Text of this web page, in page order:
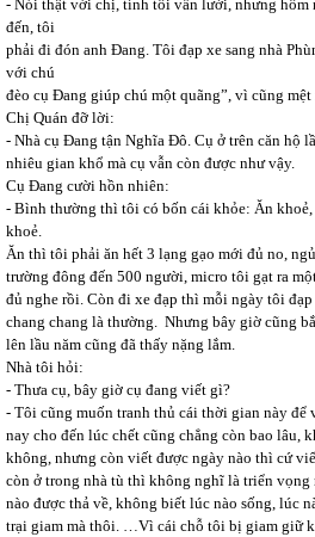
- Nói thật với chị, tính tôi vẫn lười, nhưng hôm
đến, tôi
phải đi đón anh Đang. Tôi đạp xe sang nhà
với chú
đèo cụ Đang giúp chú một quãng”, vì cũng mệt
Chị Quán đỡ lời:
- Nhà cụ Đang tận Nghĩa Đô. Cụ ở trên căn hộ
nhiêu gian khổ mà cụ vẫn còn được như vậy.
Cụ Đang cười hồn nhiên:
- Bình thường thì tôi có bốn cái khỏe: Ăn
khoẻ.
Ăn thì tôi phải ăn hết 3 lạng gạo mới đủ no,
trường đông đến 500 người, micro tôi gạt ra
đủ nghe rồi. Còn đi xe đạp thì mỗi ngày tôi
chang chang là thường. Nhưng bây giờ cũng
lên lầu năm cũng đã thấy nặng lắm.
Nhà tôi hỏi:
- Thưa cụ, bây giờ cụ đang viết gì?
- Tôi cũng muốn tranh thủ cái thời gian này để
nay cho đến lúc chết cũng chẳng còn bao lâu,
không, nhưng còn viết được ngày nào thì cứ
còn ở trong nhà tù thì không nghĩ là triển
nào được thả về, không biết lúc nào sống, lúc
trại giam mà thôi. …Vì cái chỗ tôi bị giam giữ